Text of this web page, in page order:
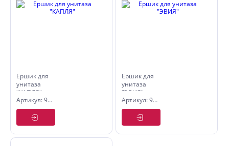
Ершик для
унитаза
"КАПЛЯ"
Артикул: 9111315
Ершик для
унитаза
"ЭВИЯ"
Артикул: 9111305